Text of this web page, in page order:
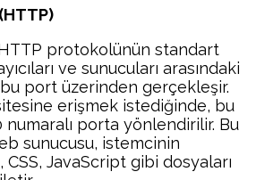
protokolünün standart
ve sunucuları arasındaki
port üzerinden gerçekleşir.
erişmek istediğinde, bu
porta yönlendirilir. Bu
sunucusu, istemcinin
CSS, JavaScript gibi dosyaları